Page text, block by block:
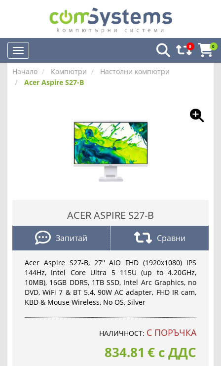
0 0
Начало Компютри
Настолни компютри
Acer Aspire S27-B
ACER ASPIRE S27-B
Запитай Сравни
Acer Aspire S27-B, 27'' AiO FHD (1920x1080) IPS
144Hz, Intel Core Ultra 5 115U (up to 4.20GHz,
10MB), 16GB DDR5, 1TB SSD, Intel Arc Graphics, no
DVD, WiFi 7 & BT 5.4, 90W AC adapter, FHD IR cam,
KBD & Mouse Wireless, No OS, Silver
НАЛИЧНОСТ: С ПОРЪЧКА
834.81 € с ДДС